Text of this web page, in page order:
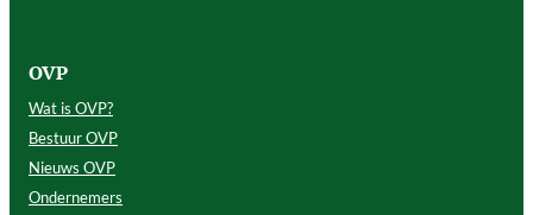
OVP
Wat is OVP?
Bestuur OVP
Nieuws OVP
Ondernemers